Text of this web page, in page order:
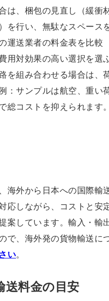
は、梱包の見直し（緩衝
を行い、無駄なスペース
運送業者の料金表を比較
用対効果の高い選択を選
を組み合わせる場合は、
：サンプルは航空、重い
総コストを抑えられます
海外から日本への国際輸
応しながら、コストと安
案しています。輸入・輸
で、海外発の貨物輸送に
い。
送料金の目安